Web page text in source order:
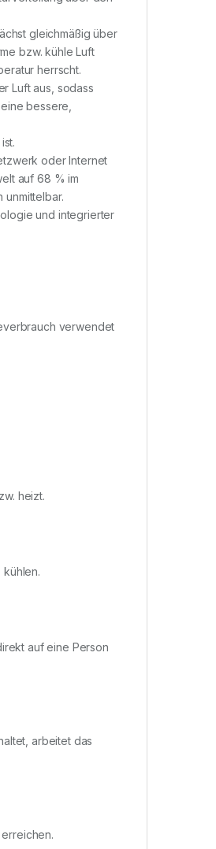
gleichmäßig über
bzw. kühle Luft
herrscht.
Luft aus, sodass
bessere,
oder Internet
auf 68 % im
unmittelbar.
und integrierter
verwendet
heizt.
auf eine Person
arbeitet das